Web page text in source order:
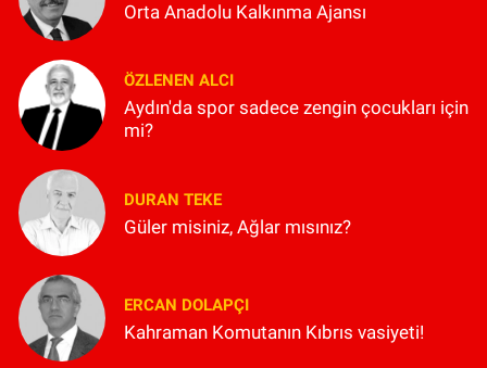
Orta Anadolu Kalkınma Ajansı
ÖZLENEN ALCI
Aydın'da spor sadece zengin çocukları için
mi?
DURAN TEKE
Güler misiniz, Ağlar mısınız?
ERCAN DOLAPÇI
Kahraman Komutanın Kıbrıs vasiyeti!